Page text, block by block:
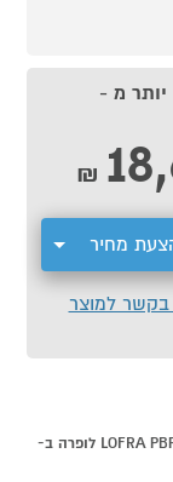
מ -
₪
מחיר
בקשר למוצר
למה כדאי לקנות תנור משולב 95 ליטר דגם LOFRA PBPG96MFT/5I לופרה ב-